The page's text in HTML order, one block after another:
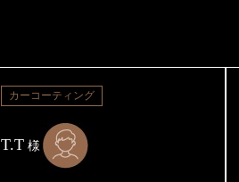
カーコーティング
T.T様